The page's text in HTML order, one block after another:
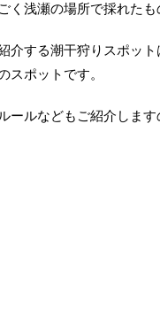
く浅瀬の場所で採れた
介する潮干狩りスポッ
スポットです。
ールなどもご紹介します